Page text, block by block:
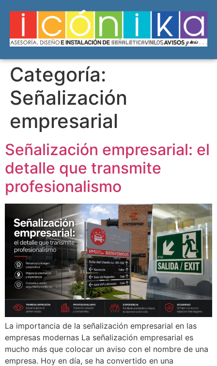
Categoría:
Señalización
empresarial
Señalización empresarial: el
detalle que transmite
profesionalismo
La importancia de la señalización empresarial en las
empresas modernas La señalización empresarial es
mucho más que colocar un aviso con el nombre de una
empresa. Hoy en día, se ha convertido en una